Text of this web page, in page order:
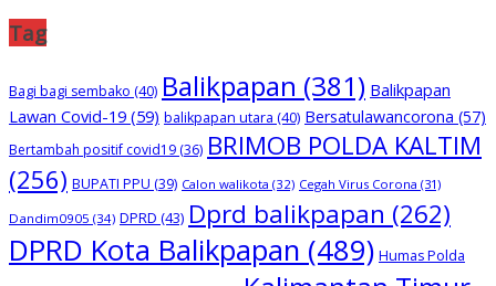
Tag
Bagi bagi sembako (40) Balikpapan (381) Balikpapan
Lawan Covid-19 (59) balikpapan utara (40) Bersatulawancorona (57)
Bertambah positif covid19 (36) BRIMOB POLDA KALTIM
(256) BUPATI PPU (39) Calon walikota (32) Cegah Virus Corona (31)
Dandim0905 (34) DPRD (43) Dprd balikpapan (262)
DPRD Kota Balikpapan (489) Humas Polda